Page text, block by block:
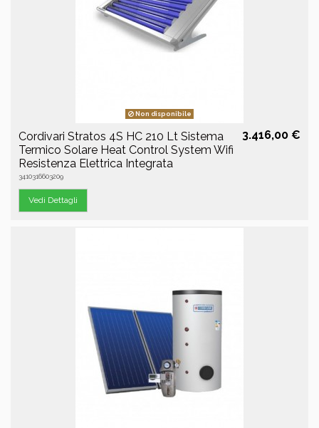
Non disponibile
Cordivari Stratos 4S HC 210 Lt Sistema
Termico Solare Heat Control System Wifi
Resistenza Elettrica Integrata
3410316603209
3.416,00 €
Vedi Dettagli